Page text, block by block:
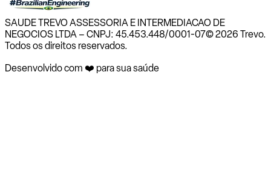
SAUDE TREVO ASSESSORIA E INTERMEDIACAO DE
NEGOCIOS LTDA – CNPJ: 45.453.448/0001-07© 2026 Trevo.
Todos os direitos reservados.
Desenvolvido com ❤️ para sua saúde